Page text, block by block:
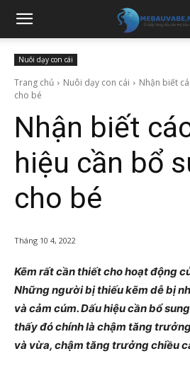
Nuôi dạy con cái
Trang chủ Nuôi dạy con cái
Nhận biết
cho bé
Nhận biết
hiệu cần bổ
cho bé
Tháng 10 4, 2022
Kẽm rất cần thiết cho hoạt động
Những người bị thiếu kẽm dễ bị
và cảm cúm. Dấu hiệu cần bổ
thấy đó chính là chậm tăng
và vừa, chậm tăng trưởng chiều